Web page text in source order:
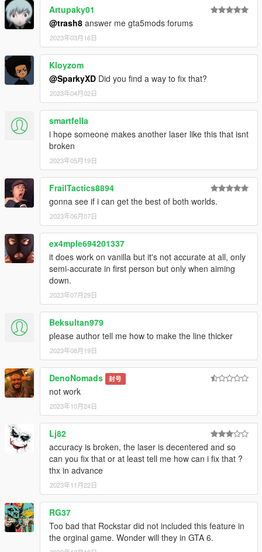
Artupaky01
@trash8 answer me gta5mods forums
2023年03月16日
Kloyzom
@SparkyXD Did you find a way to fix that?
2023年04月02日
smartfella
i hope someone makes another laser like this that isnt
broken
2023年05月19日
FrailTactics8894
gonna see if i can get the best of both worlds.
2023年06月07日
ex4mple694201337
it does work on vanilla but it's not accurate at all, only
semi-accurate in first person but only when aiming
down.
2023年07月29日
Beksultan979
please author tell me how to make the line thicker
2023年08月19日
DenoNomads 封号
not work
2023年10月24日
Lj82
accuracy is broken, the laser is decentered and so
can you fix that or at least tell me how can i fix that ?
thx in advance
2023年11月22日
RG37
Too bad that Rockstar did not included this feature in
the orginal game. Wonder will they in GTA 6.